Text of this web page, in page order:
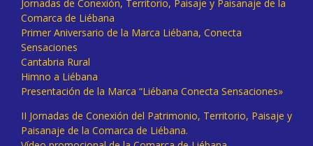
Jornadas de Conexión, Territorio, Paisaje y Paisanaje de la
Comarca de Liébana
Primer Aniversario de la Marca Liébana, Conecta
Sensaciones
Cantabria Rural
Himno a Liébana
Presentación de la Marca “Liébana Conecta Sensaciones»
II Jornadas de Conexión del Patrimonio, Territorio, Paisaje y
Paisanaje de la Comarca de Liébana.